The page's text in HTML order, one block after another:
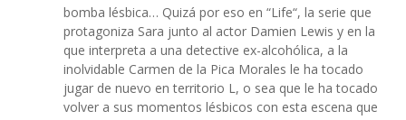
bomba lésbica… Quizá por eso en “Life“, la serie que
protagoniza Sara junto al actor Damien Lewis y en la
que interpreta a una detective ex-alcohólica, a la
inolvidable Carmen de la Pica Morales le ha tocado
jugar de nuevo en territorio L, o sea que le ha tocado
volver a sus momentos lésbicos con esta escena que